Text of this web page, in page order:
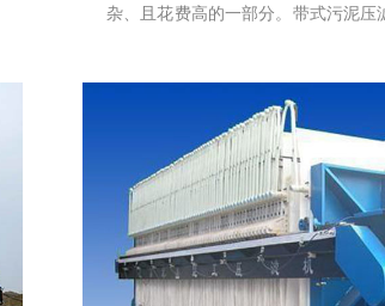
杂、且花费高的一部分。带式污泥压
优点，它不仅解决了传统普通压滤机
题，同时也解决了网两端料压力较小